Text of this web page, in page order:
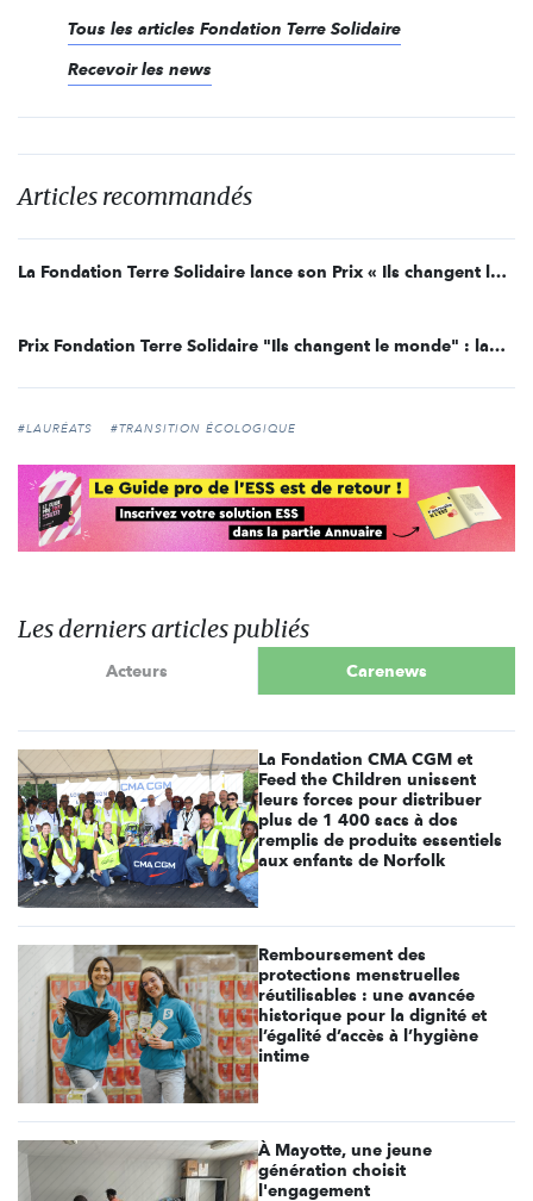
Tous les articles Fondation Terre Solidaire
Recevoir les news
Articles recommandés
La Fondation Terre Solidaire lance son Prix « Ils changent le monde »
Prix Fondation Terre Solidaire "Ils changent le monde" : lauréats 2021
#LAURÉATS #TRANSITION ÉCOLOGIQUE
Les derniers articles publiés
Acteurs Carenews
La Fondation CMA CGM et
Feed the Children unissent
leurs forces pour distribuer
plus de 1 400 sacs à dos
remplis de produits essentiels
aux enfants de Norfolk
Remboursement des
protections menstruelles
réutilisables : une avancée
historique pour la dignité et
l’égalité d’accès à l’hygiène
intime
À Mayotte, une jeune
génération choisit
l'engagement